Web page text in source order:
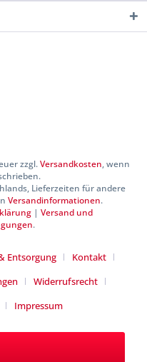
zzgl.Versandkosten, wenn
Lieferzeiten für andere
Versandinformationen.
| Versand und
.
Entsorgung
Kontakt
Widerrufsrecht
Impressum